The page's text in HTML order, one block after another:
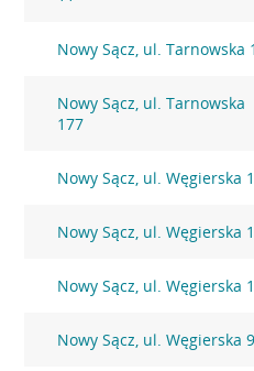
Nowy Sącz, ul. Tarnowska
Nowy Sącz, ul. Tarnowska
177
Nowy Sącz, ul. Węgierska
Nowy Sącz, ul. Węgierska
Nowy Sącz, ul. Węgierska
Nowy Sącz, ul. Węgierska